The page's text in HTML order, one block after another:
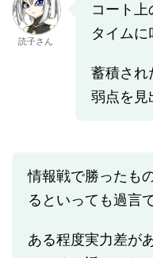
読子さん
コート
タイムに
蓄積され
弱点を見
情報戦で勝ったも
るといっても過言
ある程度実力差が